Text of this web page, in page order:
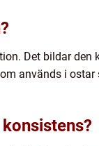
Det bildar den
används i ostar